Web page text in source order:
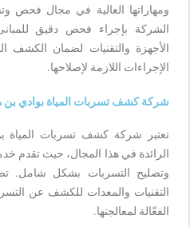
ومهاراتها العالية في مجال فحص
الشركة بإجراء فحص دقيق
الأجهزة والتقنيات لضمان الكشف
الإجراءات اللازمة لإصلاحها.
شركة كشف تسربات المياة بوادي
تعتبر شركة كشف تسربات
الرائدة في هذا المجال، حيث تقدم
وتصليح التسربات بشكل شامل.
التقنيات والمعدات للكشف عن
الفعّالة لمعالجتها.